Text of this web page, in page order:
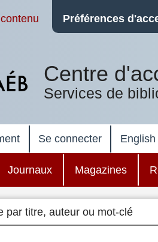
Préférences
Centre
Services de
Se connecter English
Journaux Magazines
par titre, auteur ou mot-clé